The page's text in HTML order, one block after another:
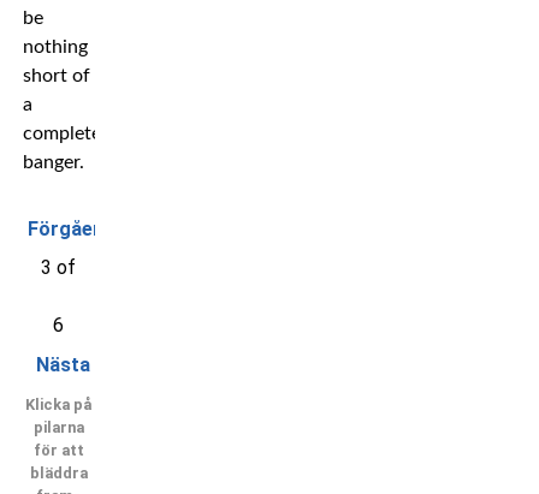
be
nothing
short of
a
complete
banger.
Förgående
3 of
6
Nästa
Klicka på
pilarna
för att
bläddra